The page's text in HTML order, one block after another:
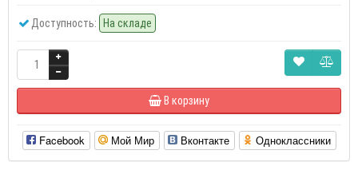
Доступность: На складе
В корзину
Facebook Мой Мир Вконтакте Одноклассники